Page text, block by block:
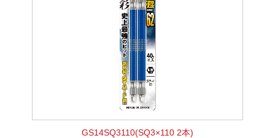
GS14SQ3110(SQ3×110 2本)